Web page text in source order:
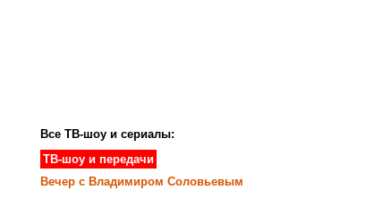
Все ТВ-шоу и сериалы:
ТВ-шоу и передачи
Вечер с Владимиром Соловьевым